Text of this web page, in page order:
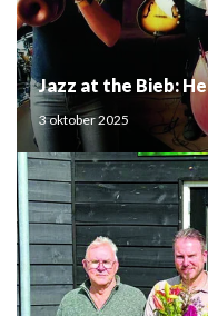
Jazz at the Bieb:
3 oktober 2025